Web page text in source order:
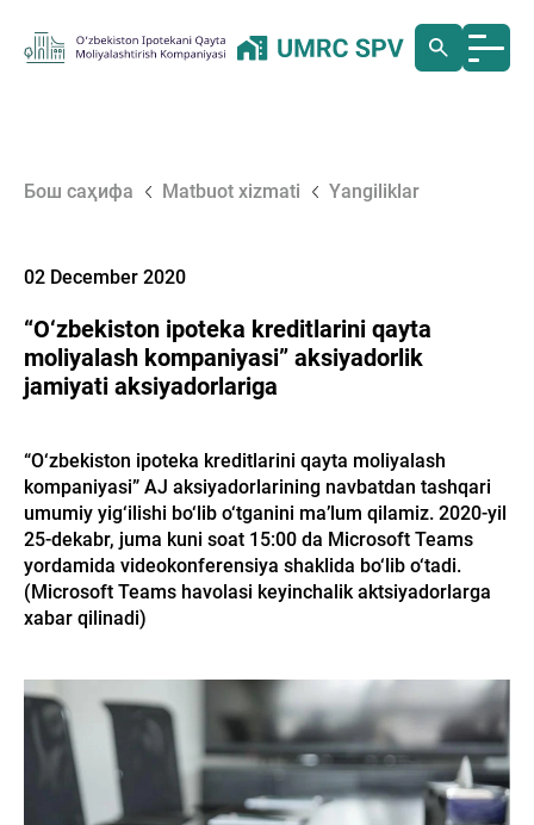
Бош саҳифа Matbuot xizmati Yangiliklar
02 December 2020
“O‘zbekiston ipoteka kreditlarini qayta
moliyalash kompaniyasi” aksiyadorlik
jamiyati aksiyadorlariga
“O‘zbekiston ipoteka kreditlarini qayta moliyalash
kompaniyasi” AJ aksiyadorlarining navbatdan tashqari
umumiy yig‘ilishi bo‘lib o‘tganini ma’lum qilamiz. 2020-yil
25-dekabr, juma kuni soat 15:00 da Microsoft Teams
yordamida videokonferensiya shaklida bo‘lib o‘tadi.
(Microsoft Teams havolasi keyinchalik aktsiyadorlarga
xabar qilinadi)